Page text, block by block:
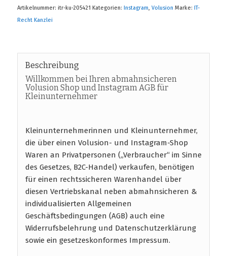
Artikelnummer: itr-ku-205421 Kategorien: Instagram, Volusion Marke: IT-
Recht Kanzlei
Beschreibung
Willkommen bei Ihren abmahnsicheren
Volusion Shop und Instagram AGB für
Kleinunternehmer
Kleinunternehmerinnen und Kleinunternehmer,
die über einen Volusion- und Instagram-Shop
Waren an Privatpersonen („Verbraucher“ im Sinne
des Gesetzes, B2C-Handel) verkaufen, benötigen
für einen rechtssicheren Warenhandel über
diesen Vertriebskanal neben abmahnsicheren &
individualisierten Allgemeinen
Geschäftsbedingungen (AGB) auch eine
Widerrufsbelehrung und Datenschutzerklärung
sowie ein gesetzeskonformes Impressum.